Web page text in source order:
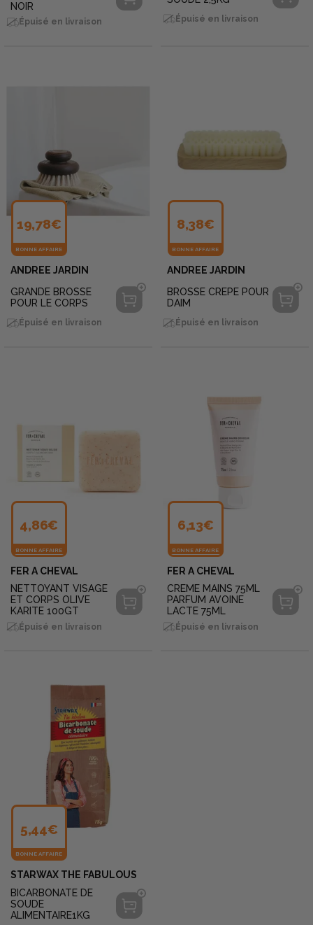
NOIR
Épuisé en livraison Épuisé en livraison
19,78€
BONNE AFFAIRE
ANDREE JARDIN
GRANDE BROSSE
POUR LE CORPS
Épuisé en livraison
8,38€
BONNE AFFAIRE
ANDREE JARDIN
BROSSE CREPE POUR
DAIM
Épuisé en livraison
4,86€
BONNE AFFAIRE
FER A CHEVAL
NETTOYANT VISAGE
ET CORPS OLIVE
KARITE 100GT
Épuisé en livraison
6,13€
BONNE AFFAIRE
FER A CHEVAL
CREME MAINS 75ML
PARFUM AVOINE
LACTE 75ML
Épuisé en livraison
5,44€
BONNE AFFAIRE
STARWAX THE FABULOUS
BICARBONATE DE
SOUDE
ALIMENTAIRE1KG